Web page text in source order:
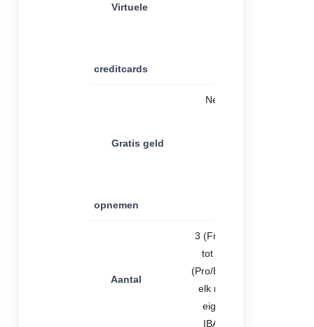
Virtuele
creditcards
Gratis geld
opnemen
Nee
Aantal
3 (Free);
tot 25
(Pro/Elite),
elk met
eigen
IBAN